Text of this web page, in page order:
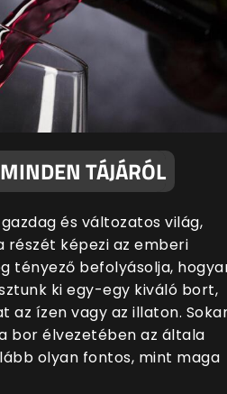
TÁJÁRÓL
és változatos világ,
részét képezi az emberi
tényező befolyásolja,
ki egy-egy kiváló bort,
az ízen vagy az illaton.
bor élvezetében az általa
olyan fontos, mint maga